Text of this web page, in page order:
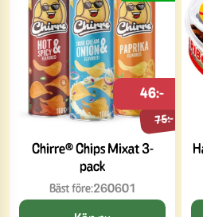
Chirre® Chips Mixat 3-
pack
75:-
46:-
Bäst före:260601